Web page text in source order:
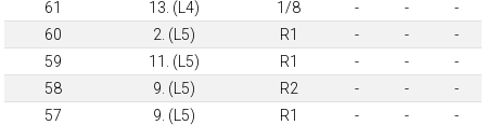
61
13. (L4) 1/8 - -
-
60
2. (L5) R1 - -
-
59
11. (L5) R1 - -
-
58
9. (L5) R2 - -
-
57
9. (L5) R1 - -
-